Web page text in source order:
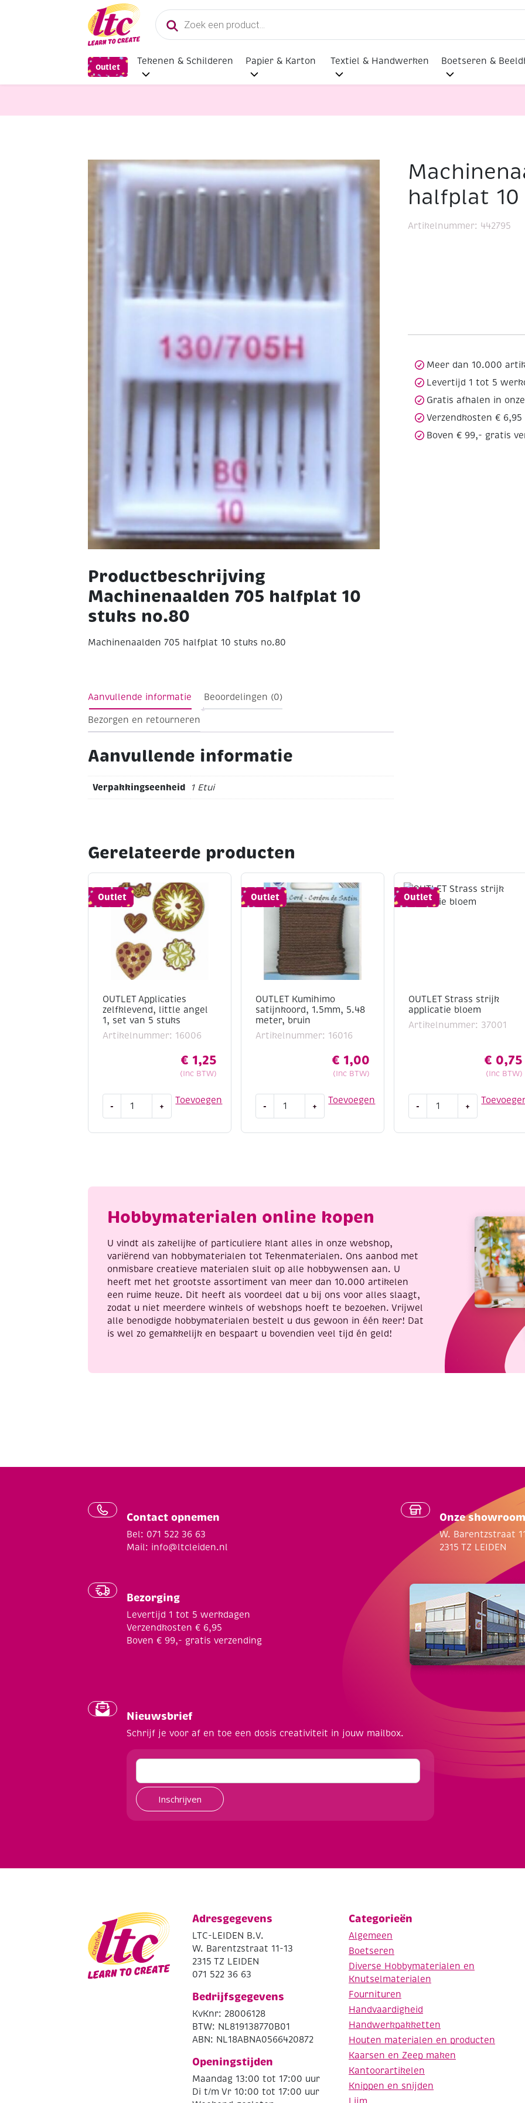
Producten
zoeken
Outlet
Tekenen & Schilderen Papier & Karton Textiel & Handwerken Boetseren &
Fournituren Machinenaalden 705 halfplat 10 stuks no.80
Productbeschrijving
Machinenaalden 705 halfplat 10
stuks no.80
Machinenaalden 705 halfplat 10 stuks no.80
halfplat
Artikelnummer: 442795
Meer dan 10.000
Levertijd 1 tot 5
Gratis afhalen in
Verzendkosten € 6,95
Boven € 99,- gratis
Aanvullende informatie Beoordelingen (0)
Bezorgen en retourneren
Aanvullende informatie
Verpakkingseenheid 1 Etui
Gerelateerde producten
Outlet
OUTLET Applicaties
zelfklevend, little angel
1, set van 5 stuks
Artikelnummer: 16006
€ 1,25
(Inc BTW)
Toevoegen
-
Applicaties
van
stuks
+
Outlet
OUTLET Kumihimo
satijnkoord, 1.5mm, 5.48
meter, bruin
Artikelnummer: 16016
€ 1,00
(Inc BTW)
Toevoegen
-
Kumihimo
aantal
+
Outlet
OUTLET Strass strijk
applicatie bloem
Artikelnummer: 37001
€ 0,75
(Inc BTW)
- +
Hobbymaterialen online kopen
U vindt als zakelijke of particuliere klant alles in onze webshop,
variërend van hobbymaterialen tot Tekenmaterialen. Ons aanbod met
onmisbare creatieve materialen sluit op alle hobbywensen aan. U
heeft met het grootste assortiment van meer dan 10.000 artikelen
een ruime keuze. Dit heeft als voordeel dat u bij ons voor alles slaagt,
zodat u niet meerdere winkels of webshops hoeft te bezoeken. Vrijwel
alle benodigde hobbymaterialen bestelt u dus gewoon in één keer! Dat
is wel zo gemakkelijk en bespaart u bovendien veel tijd én geld!
Contact opnemen
Bel: 071 522 36 63
Mail: info@ltcleiden.nl
Bezorging
Levertijd 1 tot 5 werkdagen
Verzendkosten € 6,95
Boven € 99,- gratis verzending
Onze showroom
W. Barentzstraat
2315 TZ LEIDEN
Nieuwsbrief
Schrijf je voor af en toe een dosis creativiteit in jouw mailbox.
Inschrijven
Adresgegevens
LTC-LEIDEN B.V.
W. Barentzstraat 11-13
2315 TZ LEIDEN
071 522 36 63
Bedrijfsgegevens
KvKnr: 28006128
BTW: NL819138770B01
ABN: NL18ABNA0566420872
Openingstijden
Maandag 13:00 tot 17:00 uur
Di t/m Vr 10:00 tot 17:00 uur
Categorieën
Algemeen
Boetseren
Diverse Hobbymaterialen en
Knutselmaterialen
Fournituren
Handvaardigheid
Handwerkpakketten
Houten materialen en producten
Kaarsen en Zeep maken
Kantoorartikelen
Knippen en snijden